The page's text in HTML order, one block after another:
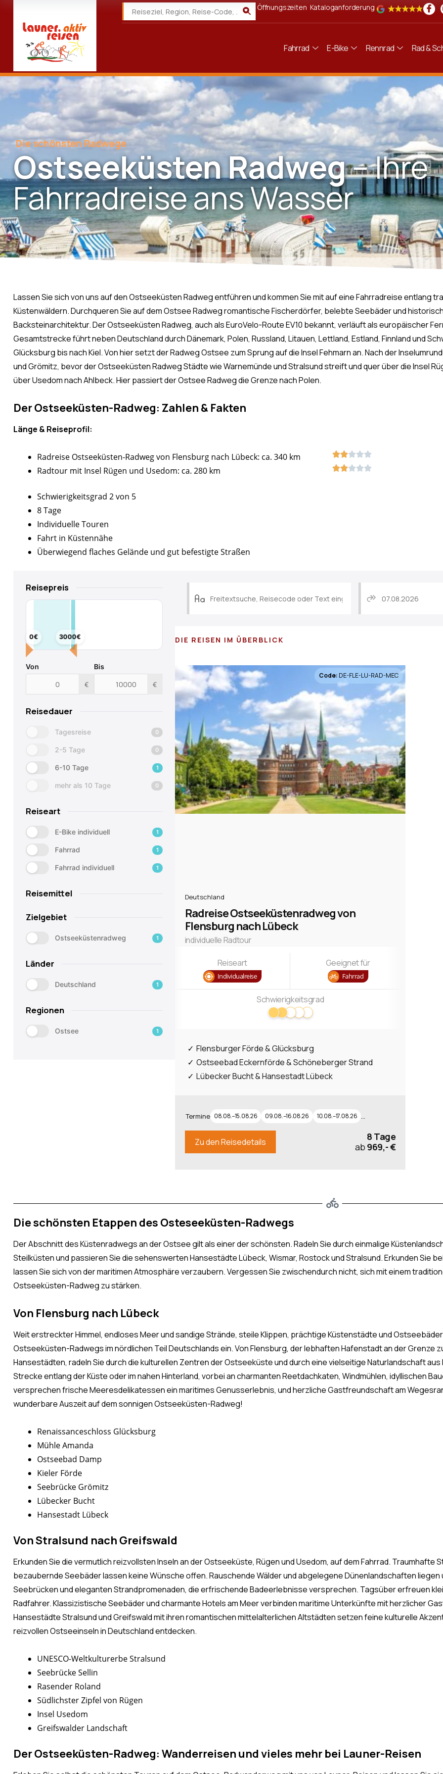
Öffnungszeiten Kataloganforderung
Fahrrad E-Bike Rennrad Rad &
Die schönsten Radwege
Ostseeküsten Radweg– Ihre
Fahrradreise ans Wasser
Lassen Sie sich von uns auf den Ostseeküsten Radweg entführen und kommen Sie mit auf eine Fahrradreise entlang
Küstenwäldern. Durchqueren Sie auf dem Ostsee Radweg romantische Fischerdörfer, belebte Seebäder und
Backsteinarchitektur. Der Ostseeküsten Radweg, auch als EuroVelo-Route EV10 bekannt, verläuft als europäischer
Gesamtstrecke führt neben Deutschland durch Dänemark, Polen, Russland, Litauen, Lettland, Estland, Finnland und
Glücksburg bis nach Kiel. Von hier setzt der Radweg Ostsee zum Sprung auf die Insel Fehmarn an. Nach der
und Grömitz, bevor der Ostseeküsten Radweg Städte wie Warnemünde und Stralsund streift und quer über die Insel
über Usedom nach Ahlbeck. Hier passiert der Ostsee Radweg die Grenze nach Polen.
Der Ostseeküsten-Radweg: Zahlen & Fakten
Länge & Reiseprofil:
Radreise Ostseeküsten-Radweg von Flensburg nach Lübeck: ca. 340 km
Radtour mit Insel Rügen und Usedom: ca. 280 km
Schwierigkeitsgrad 2 von 5
8 Tage
Individuelle Touren
Fahrt in Küstennähe
Überwiegend flaches Gelände und gut befestigte Straßen
DIE REISEN IM ÜBERBLICK
Code: DE-FLE-LU-RAD-MEC
Deutschland
Radreise Ostseeküstenradweg von
Flensburg nach Lübeck
individuelle Radtour
Schwierigkeitsgrad
Reiseart
Individualreise
Geeignet für
Fahrrad
Flensburger Förde & Glücksburg
Ostseebad Eckernförde & Schöneberger Strand
Lübecker Bucht & Hansestadt Lübeck
Termine 08.08.–15.08.26 09.08.–16.08.26 10.08.–17.08.26 …
Zu den Reisedetails
8 Tage
ab 969,- €
Reisepreis
0€ 3000€
Von
€
Bis
€
Reisedauer
Tagesreise 0
2-5 Tage 0
6-10 Tage 1
mehr als 10 Tage 0
Reiseart
E-Bike individuell 1
Fahrrad 1
Fahrrad individuell 1
Reisemittel
Zielgebiet
Ostseeküstenradweg 1
Länder
Deutschland 1
Regionen
Ostsee 1
Die schönsten Etappen des Osteseeküsten-Radwegs
Der Abschnitt des Küstenradwegs an der Ostsee gilt als einer der schönsten. Radeln Sie durch einmalige
Steilküsten und passieren Sie die sehenswerten Hansestädte Lübeck, Wismar, Rostock und Stralsund. Erkunden Sie
lassen Sie sich von der maritimen Atmosphäre verzaubern. Vergessen Sie zwischendurch nicht, sich mit einem
Ostseeküsten-Radweg zu stärken.
Von Flensburg nach Lübeck
Weit erstreckter Himmel, endloses Meer und sandige Strände, steile Klippen, prächtige Küstenstädte und
Ostseeküsten-Radwegs im nördlichen Teil Deutschlands ein. Von Flensburg, der lebhaften Hafenstadt an der Grenze
Hansestädten, radeln Sie durch die kulturellen Zentren der Ostseeküste und durch eine vielseitige Naturlandschaft
Strecke entlang der Küste oder im nahen Hinterland, vorbei an charmanten Reetdachkaten, Windmühlen, idyllischen
versprechen frische Meeresdelikatessen ein maritimes Genusserlebnis, und herzliche Gastfreundschaft am
wunderbare Auszeit auf dem sonnigen Ostseeküsten-Radweg!
Renaissanceschloss Glücksburg
Mühle Amanda
Ostseebad Damp
Kieler Förde
Seebrücke Grömitz
Lübecker Bucht
Hansestadt Lübeck
Von Stralsund nach Greifswald
Erkunden Sie die vermutlich reizvollsten Inseln an der Ostseeküste, Rügen und Usedom, auf dem Fahrrad.
bezaubernde Seebäder lassen keine Wünsche offen. Rauschende Wälder und abgelegene Dünenlandschaften
Seebrücken und eleganten Strandpromenaden, die erfrischende Badeerlebnisse versprechen. Tagsüber erfreuen
Radfahrer. Klassizistische Seebäder und charmante Hotels am Meer verbinden maritime Unterkünfte mit herzlicher
Hansestädte Stralsund und Greifswald mit ihren romantischen mittelalterlichen Altstädten setzen feine kulturelle
reizvollen Ostseeinseln in Deutschland entdecken.
UNESCO-Weltkulturerbe Stralsund
Seebrücke Sellin
Rasender Roland
Südlichster Zipfel von Rügen
Insel Usedom
Greifswalder Landschaft
Der Ostseeküsten-Radweg: Wanderreisen und vieles mehr bei Launer-Reisen